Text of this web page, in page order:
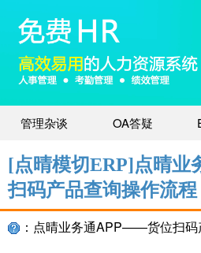
管理杂谈 OA答疑
[点晴模切ERP]点晴
扫码产品查询操作流程
：点晴业务通APP——货位扫码